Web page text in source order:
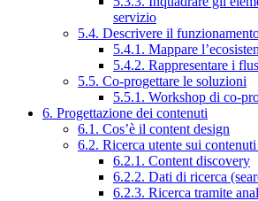
servizio
5.4. Descrivere il
5.4.1. Mappare
5.4.2. Rappresentare i
5.5. Co-progettare le soluzioni
5.5.1. Workshop di co-
6. Progettazione dei contenuti
6.1. Cos’è il content design
6.2. Ricerca utente sui
6.2.1. Content discovery
6.2.2. Dati di ricerca
6.2.3. Ricerca tramite